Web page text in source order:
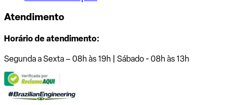
Atendimento
Horário de atendimento:
Segunda a Sexta – 08h às 19h | Sábado - 08h às 13h